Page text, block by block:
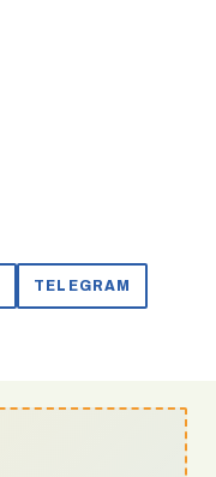
TELEGRAM